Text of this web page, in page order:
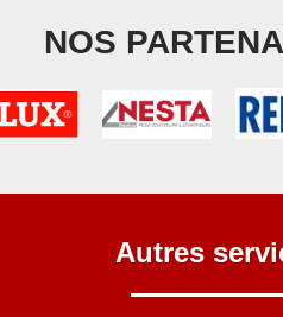
NOS
Autres